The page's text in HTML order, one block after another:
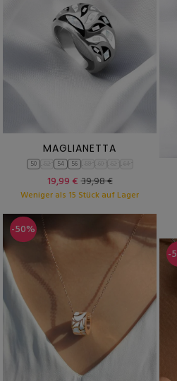
MAGLIANETTA
50 54 56
19,99 €39,98 €
Weniger als 15 Stück auf Lager
-50%
-